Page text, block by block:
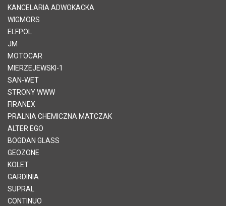
KANCELARIA ADWOKACKA
WIGMORS
ELFPOL
JM
MOTOCAR
MIERZEJEWSKI-1
SAN-WET
STRONY WWW
FIRANEX
PRALNIA CHEMICZNA MATCZAK
ALTER EGO
BOGDAN GLASS
GEOZONE
KOLET
GARDINIA
SUPRAL
CONTINUO